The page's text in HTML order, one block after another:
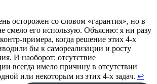
осторожен со словом «гарантия», но в
смело его использую. Объясню: я ни разу
примера, когда решение этих 4-х
бы к самореализации и росту
И наоборот: отсутствие
всегда имело причину в отсутствии
или некоторым из этих 4-х задач. ↩︎